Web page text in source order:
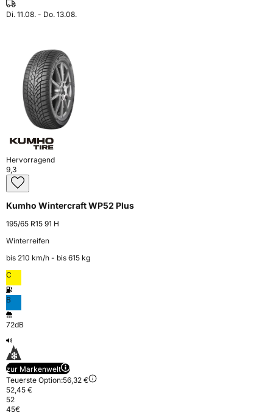
Di. 11.08. - Do. 13.08.
Hervorragend
9,3
Kumho Wintercraft WP52 Plus
195/65 R15 91 H
Winterreifen
bis 210 km⁠/⁠h - bis 615 kg
C
B
72dB
zur Markenwelt
Teuerste Option:56,32 €
52,45 €
52
45€